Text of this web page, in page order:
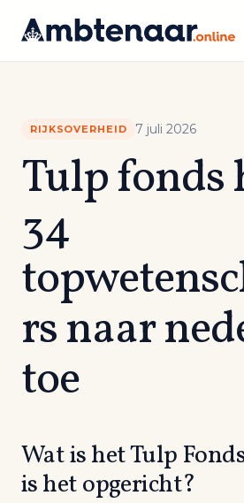
inhoud
RIJKSOVERHEID 7 juli 2026
Tulp fonds
34
rs naar
toe
Wat is het Tulp
is het opgericht?